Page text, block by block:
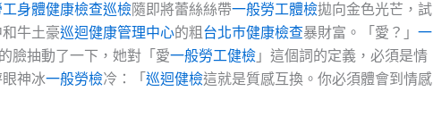
身體健康檢查巡檢隨即將蕾絲絲帶一般勞工體檢拋向金色光芒，試
牛土豪巡迴健康管理中心的粗 台北巿健康檢查暴財富。「愛？」 一
臉抽動了一下，她對「愛一般勞工健檢 」這個詞的定義，必須是情
神冰一般勞檢冷：「 巡迴健檢這就是質感互換。你必須體會到情感